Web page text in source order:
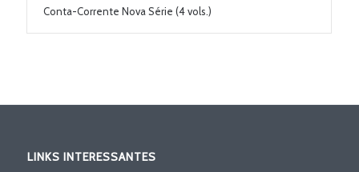
Conta-Corrente Nova Série (4 vols.)
LINKS INTERESSANTES